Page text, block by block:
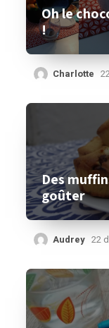
Oh le
!
Charlotte
Des
goûter
Audrey 22